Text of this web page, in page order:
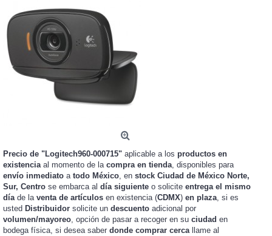
Precio de "Logitech960-000715" aplicable a los productos en
existenciaal momento de la compra en tienda, disponibles para
envío inmediato a todo México, en stock Ciudad de México Norte,
Sur, Centro se embarca al día siguiente o solicite entrega el mismo
díade la venta de artículos en existencia (CDMX) en plaza, si es
usted Distribuidor solicite un descuento adicional por
volumen/mayoreo, opción de pasar a recoger en su ciudad en
bodega física, si desea saber donde comprar cercallame al